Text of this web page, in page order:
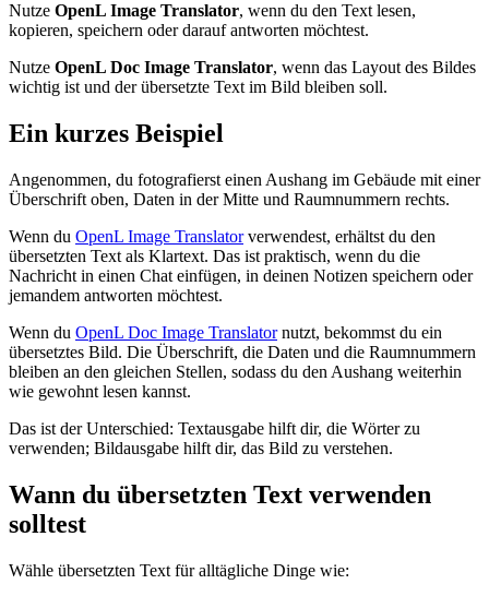
Nutze OpenL Image Translator, wenn du den Text lesen,
kopieren, speichern oder darauf antworten möchtest.
Nutze OpenL Doc Image Translator, wenn das Layout des Bildes
wichtig ist und der übersetzte Text im Bild bleiben soll.
Ein kurzes Beispiel
Angenommen, du fotografierst einen Aushang im Gebäude mit einer
Überschrift oben, Daten in der Mitte und Raumnummern rechts.
Wenn du OpenL Image Translatorverwendest, erhältst du den
übersetzten Text als Klartext. Das ist praktisch, wenn du die
Nachricht in einen Chat einfügen, in deinen Notizen speichern oder
jemandem antworten möchtest.
Wenn du OpenL Doc Image Translatornutzt, bekommst du ein
übersetztes Bild. Die Überschrift, die Daten und die Raumnummern
bleiben an den gleichen Stellen, sodass du den Aushang weiterhin
wie gewohnt lesen kannst.
Das ist der Unterschied: Textausgabe hilft dir, die Wörter zu
verwenden; Bildausgabe hilft dir, das Bild zu verstehen.
Wann du übersetzten Text verwenden
solltest
Wähle übersetzten Text für alltägliche Dinge wie: